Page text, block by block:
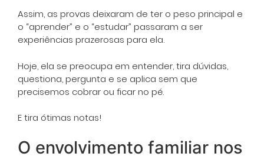
Assim, as provas deixaram de ter o peso principal e
o “aprender” e o “estudar” passaram a ser
experiências prazerosas para ela.
Hoje, ela se preocupa em entender, tira dúvidas,
questiona, pergunta e se aplica sem que
precisemos cobrar ou ficar no pé.
E tira ótimas notas!
O envolvimento familiar nos